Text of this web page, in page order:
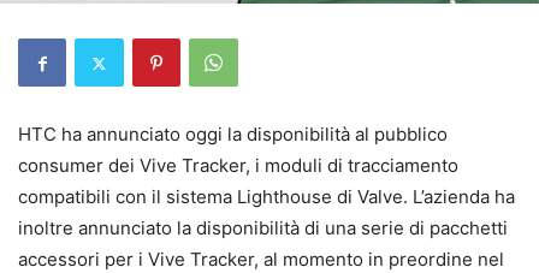
HTC ha annunciato oggi la disponibilità al pubblico
consumer dei Vive Tracker, i moduli di tracciamento
compatibili con il sistema Lighthouse di Valve. L’azienda ha
inoltre annunciato la disponibilità di una serie di pacchetti
accessori per i Vive Tracker, al momento in preordine nel